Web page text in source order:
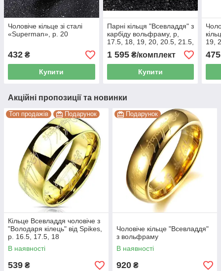
Чоловіче кільце зі сталі
«Superman», р. 20
432 ₴
Купити
Парні кільця "Всевладдя" з
карбіду вольфраму, р,
17.5, 18, 19, 20, 20.5, 21.5,
22,23
1 595₴/комплект
Купити
19,
475
Акційні пропозиції та новинки
Топ продажів Подарунок
Кільце Всевладдя чоловіче з
"Володаря кілець" від Spikes,
р. 16.5, 17.5, 18
В наявності
539 ₴
Подарунок
Чоловіче кільце "Всевладдя"
з вольфраму
В наявності
920 ₴